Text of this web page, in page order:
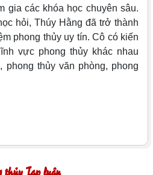
gia các khóa học chuyên sâu.
hỏi, Thúy Hằng đã trở thành
phong thủy uy tín. Cô có kiến
vực phong thủy khác nhau
phong thủy văn phòng, phong
thủy Tạp luận